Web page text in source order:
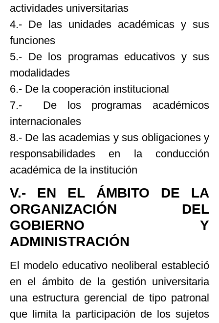
actividades universitarias
4.- De las unidades académicas y sus
funciones
5.- De los programas educativos y sus
modalidades
6.- De la cooperación institucional
7.- De los programas académicos
internacionales
8.- De las academias y sus obligaciones y
responsabilidades en la conducción
académica de la institución
V.- EN EL ÁMBITO DE LA
ORGANIZACIÓN DEL
GOBIERNO Y
ADMINISTRACIÓN
El modelo educativo neoliberal estableció
en el ámbito de la gestión universitaria
una estructura gerencial de tipo patronal
que limita la participación de los sujetos